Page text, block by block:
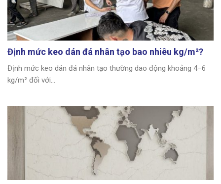
Định mức keo dán đá nhân tạo bao nhiêu kg/m²?
Định mức keo dán đá nhân tạo thường dao động khoảng 4–6
kg/m² đối với...